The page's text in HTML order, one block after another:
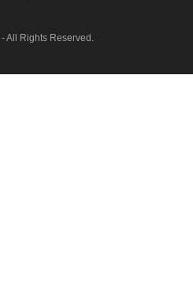
- All Rights Reserved.